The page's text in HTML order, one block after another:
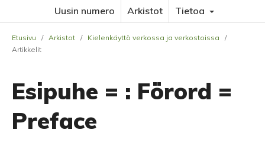
Uusin numero Arkistot Tietoa
Etusivu / Arkistot / Kielenkäyttö verkossa ja verkostoissa
/
Artikkelit
Esipuhe = : Förord =
Preface